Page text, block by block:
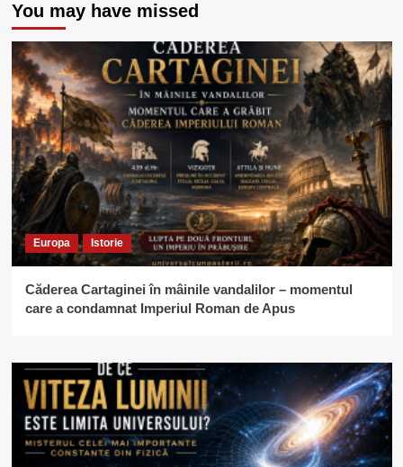
You may have missed
Europa Istorie
Căderea Cartaginei în mâinile vandalilor – momentul
care a condamnat Imperiul Roman de Apus